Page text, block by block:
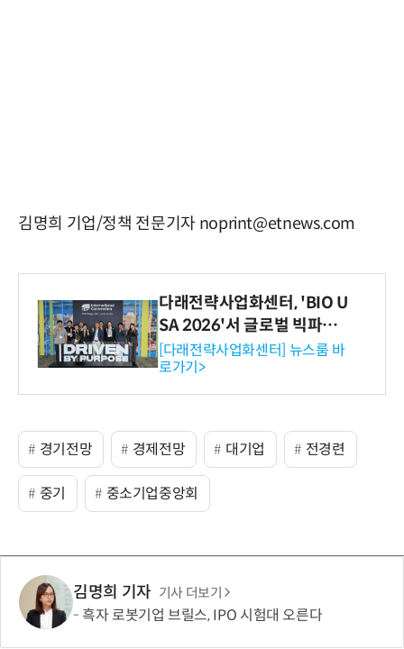
김명희 기업/정책 전문기자 noprint@etnews.com
다래전략사업화센터, 'BIO U
SA 2026'서 글로벌 빅파마
와의 비즈니스 미팅 지원…K
-바이오 해외 진출 교두보 확
보
[다래전략사업화센터] 뉴스룸 바
로가기>
경기전망 경제전망 대기업 전경련
중기 중소기업중앙회
김명희 기자 기사 더보기
흑자 로봇기업 브릴스, IPO 시험대 오른다